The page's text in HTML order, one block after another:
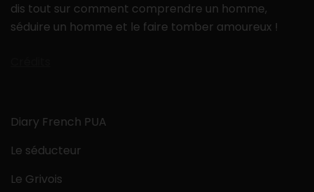
dis tout sur comment comprendre un homme,
séduire un homme et le faire tomber amoureux !
Diary French PUA
Le séducteur
Le Grivois